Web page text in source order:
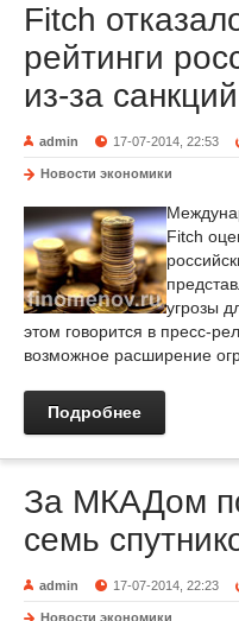
Fitch
рейтинги
из-за
admin 17-07-2014, 22:53
Новости экономики
Fitch
угрозы
этом говорится в пресс-
возможное расширение
Подробнее
За МКАДом
семь
admin 17-07-2014, 22:23
Новости экономики